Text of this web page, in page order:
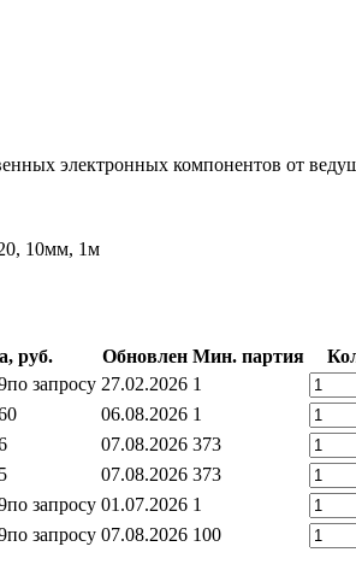
электронных компонентов от
10мм, 1м
руб. Обновлен Мин. партия
по запросу 27.02.2026 1
06.08.2026 1
07.08.2026 373
07.08.2026 373
по запросу 01.07.2026 1
по запросу 07.08.2026 100